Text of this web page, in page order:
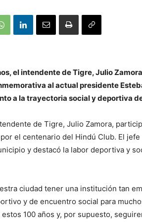
el intendente de Tigre, Julio
al actual presidente
a la trayectoria social y deportiva
de Tigre, Julio Zamora,
el centenario del Hindú Club. El
y destacó la labor deportiva y
ciudad tener una institución tan
y de encuentro social para
100 años y, por supuesto,